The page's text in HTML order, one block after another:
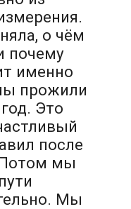
о чём
почему
именно
прожили
Это
после
Потом мы
Мы